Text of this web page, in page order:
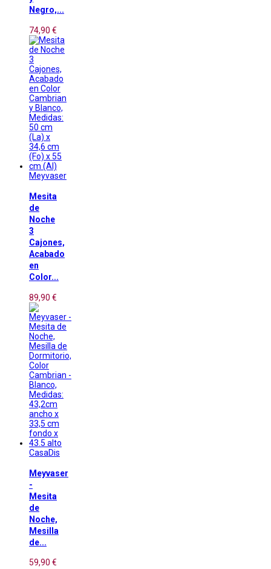
Negro,...
74,90 €
Meyvaser
Mesita
de
Noche
3
Cajones,
Acabado
en
Color...
89,90 €
CasaDis
Meyvaser
-
Mesita
de
Noche,
Mesilla
de...
59,90 €